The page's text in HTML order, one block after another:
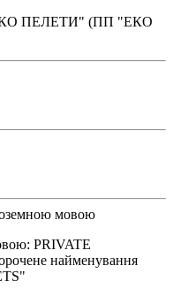
ПЕЛЕТИ" (ПП "ЕКО
мовою
PRIVATE
найменування